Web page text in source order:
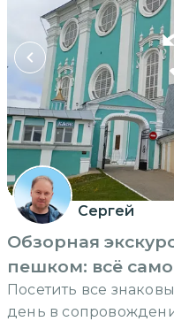
Сергей
Обзорная
пешком: всё
Посетить все
день в